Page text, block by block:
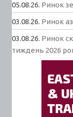
05.08.26. Ринок
03.08.26. Ринок
03.08.26. Ринок
тиждень 2026